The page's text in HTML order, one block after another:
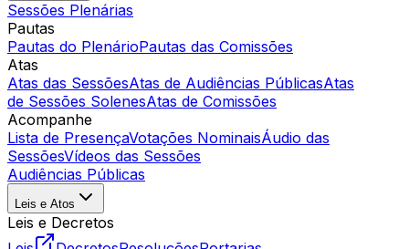
Sessões Plenárias
Pautas
Pautas do PlenárioPautas das Comissões
Atas
Atas das SessõesAtas de Audiências PúblicasAtas
de Sessões SolenesAtas de Comissões
Acompanhe
Lista de PresençaVotações NominaisÁudio das
SessõesVídeos das Sessões
Audiências Públicas
Leis e Atos
Leis e Decretos